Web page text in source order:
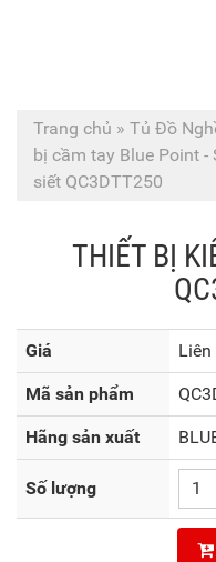
Trang chủ » Tủ Đồ
bị cầm tay Blue Point -
siết QC3DTT250
THIẾT BỊ
Giá Liên
Mã sản phẩm
Hãng sản xuất
Số lượng